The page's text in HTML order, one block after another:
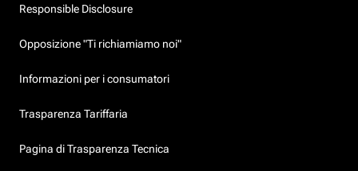
Responsible Disclosure
Opposizione "Ti richiamiamo noi"
Informazioni per i consumatori
Trasparenza Tariffaria
Pagina di Trasparenza Tecnica